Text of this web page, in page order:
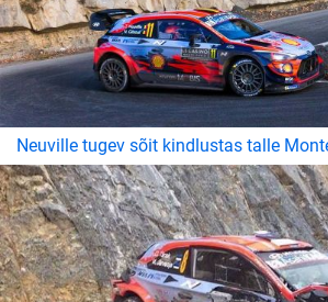
Neuville tugev sõit kindlustas talle